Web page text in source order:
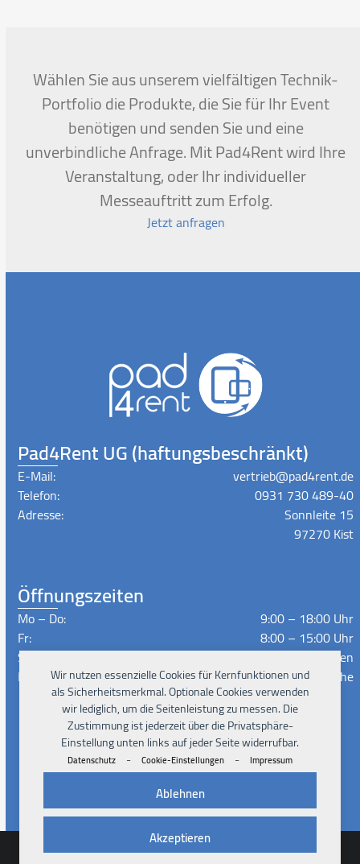
Wir nutzen essenzielle Cookies für Kernfunktionen und
als Sicherheitsmerkmal. Optionale Cookies verwenden
wir lediglich, um die Seitenleistung zu messen. Die
Zustimmung ist jederzeit über die Privatsphäre-
Einstellung unten links auf jeder Seite widerrufbar.
Datenschutz - Cookie-Einstellungen - Impressum
Akzeptieren
Ablehnen
Wählen Sie aus unserem vielfältigen Technik-
Portfolio die Produkte, die Sie für Ihr Event
benötigen und senden Sie und eine
unverbindliche Anfrage. Mit Pad4Rent wird Ihre
Veranstaltung, oder Ihr individueller
Messeauftritt zum Erfolg.
Jetzt anfragen
Pad4Rent UG (haftungsbeschränkt)
E-Mail:
vertrieb@pad4rent.de
Telefon:
0931 730 489-40
Adresse:
Sonnleite 15
97270 Kist
Öffnungszeiten
Mo – Do:
9:00 – 18:00 Uhr
Fr:
8:00 – 15:00 Uhr
Sa – So:
Geschlossen
Lieferzeiten:
Nach Absprache
Instagram
Facebook
XingLinkedIn
YouTube
© 2026Pad4Rent UG